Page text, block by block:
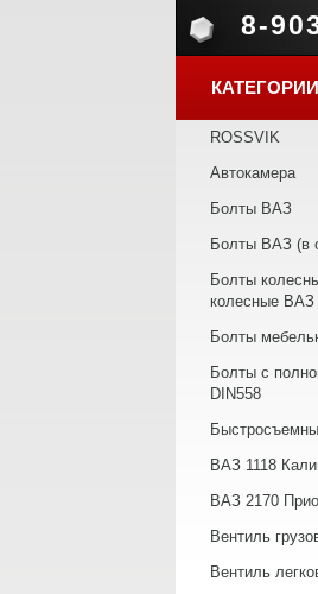
8-
КАТЕГОРИИ
ROSSVIK
Автокамера
Болты ВАЗ
Болты ВАЗ (в
Болты
колесные ВАЗ
Болты
Болты с
DIN558
ВАЗ 1118
ВАЗ 2170
Вентиль
Вентиль